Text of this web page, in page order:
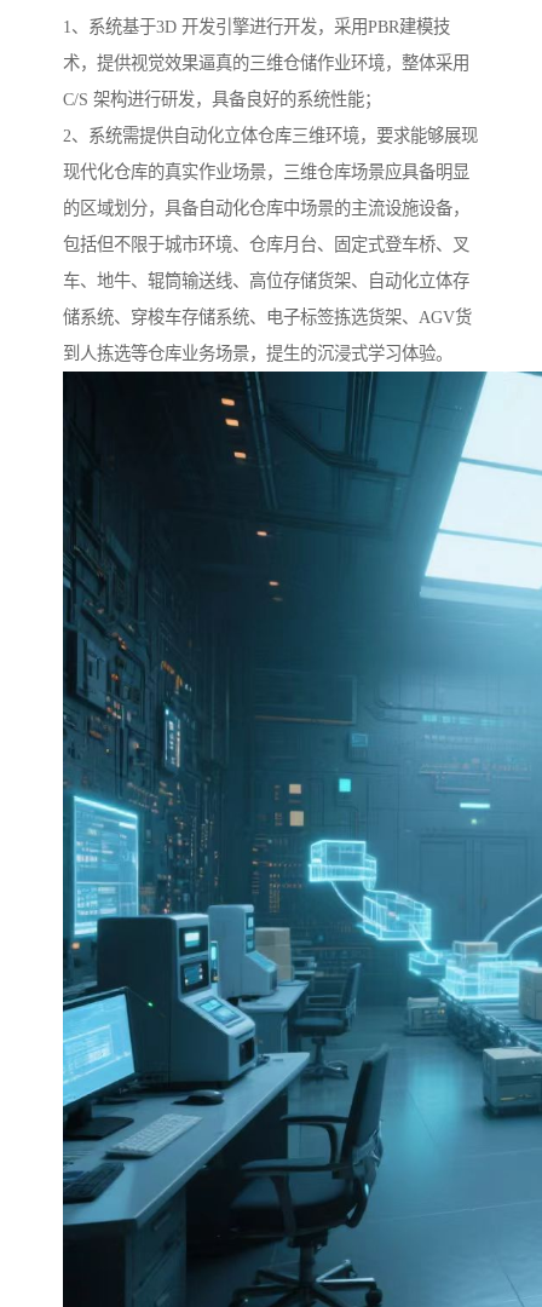
1、系统基于3D 开发引擎进行开发，采用PBR建模技
术，提供视觉效果逼真的三维仓储作业环境，整体采用
C/S 架构进行研发，具备良好的系统性能；
2、系统需提供自动化立体仓库三维环境，要求能够展现
现代化仓库的真实作业场景，三维仓库场景应具备明显
的区域划分，具备自动化仓库中场景的主流设施设备，
包括但不限于城市环境、仓库月台、固定式登车桥、叉
车、地牛、辊筒输送线、高位存储货架、自动化立体存
储系统、穿梭车存储系统、电子标签拣选货架、AGV货
到人拣选等仓库业务场景，提生的沉浸式学习体验。